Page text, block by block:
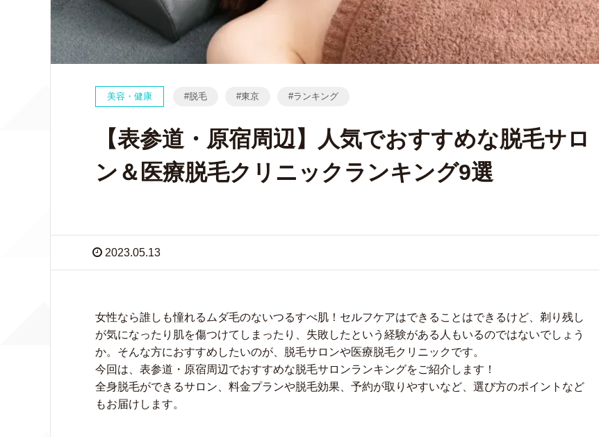
美容・健康 脱毛 東京 ランキング
【表参道・原宿周辺】人気でおすすめな脱毛サロ
ン＆医療脱毛クリニックランキング9選
2023.05.13
女性なら誰しも憧れるムダ毛のないつるすべ肌！セルフケアはできることはできるけど、剃り残し
が気になったり肌を傷つけてしまったり、失敗したという経験がある人もいるのではないでしょう
か。そんな方におすすめしたいのが、脱毛サロンや医療脱毛クリニックです。
今回は、表参道・原宿周辺でおすすめな脱毛サロンランキングをご紹介します！
全身脱毛ができるサロン、料金プランや脱毛効果、予約が取りやすいなど、選び方のポイントなど
もお届けします。